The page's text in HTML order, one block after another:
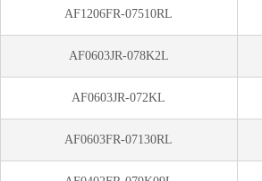
AF1206FR-07510RL
AF0603JR-078K2L
AF0603JR-072KL
AF0603FR-07130RL